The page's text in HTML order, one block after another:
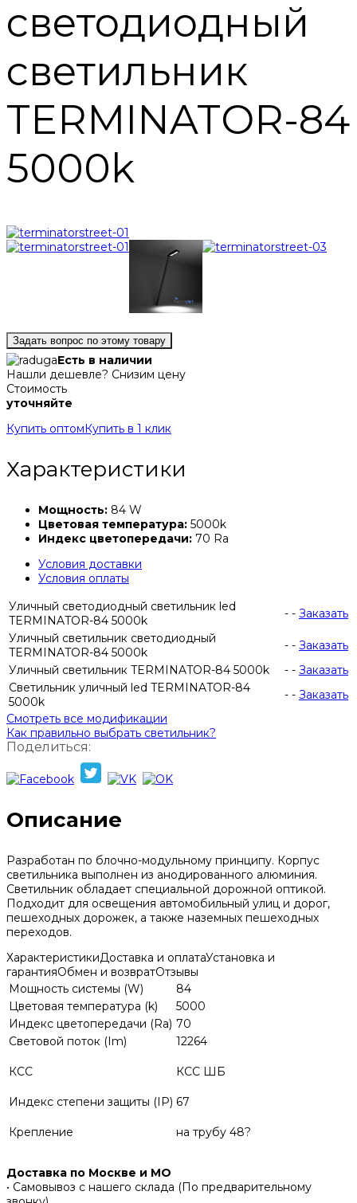
светодиодный
светильник
TERMINATOR-84
5000k
Задать вопрос по этому товару
Есть в наличии
Нашли дешевле? Снизим цену
Стоимость
уточняйте
Купить оптом Купить в 1 клик
Характеристики
Мощность: 84 W
Цветовая температура: 5000k
Индекс цветопередачи: 70 Ra
Условия доставки
Условия оплаты
Уличный светодиодный светильник led
TERMINATOR-84 5000k
- - Заказать
Уличный светильник светодиодный
TERMINATOR-84 5000k
- - Заказать
Уличный светильник TERMINATOR-84 5000k
- - Заказать
Светильник уличный led TERMINATOR-84
5000k
- - Заказать
Смотреть все модификации
Как правильно выбрать светильник?
Поделиться:
Описание
Разработан по блочно-модульному принципу. Корпус
светильника выполнен из анодированного алюминия.
Светильник обладает специальной дорожной оптикой.
Подходит для освещения автомобильный улиц и дорог,
пешеходных дорожек, а также наземных пешеходных
переходов.
ХарактеристикиДоставка и оплатаУстановка и
гарантияОбмен и возвратОтзывы
Мощность системы (W)
84
Цветовая температура (k)
5000
Индекс цветопередачи (Ra) 70
Световой поток (Im)
12264
КСС КСС ШБ
Индекс степени защиты (IP) 67
Крепление на трубу 48?
Доставка по Москве и МО
• Самовывоз с нашего склада (По предварительному